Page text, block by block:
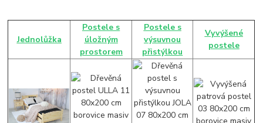
Jednolůžka
Postele s
úložným
prostorem
Postele s
výsuvnou
přistýlkou
Vyvýšené
postele